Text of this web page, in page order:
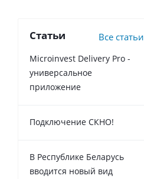
Статьи Все статьи
Microinvest Delivery Pro -
универсальное
приложение
Подключение СКНО!
В Республике Беларусь
вводится новый вид